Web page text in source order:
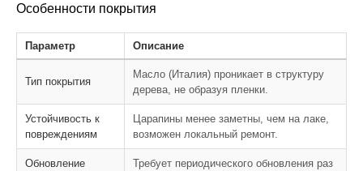
Особенности покрытия
Параметр Описание
Тип покрытия
Масло (Италия) проникает в структуру
дерева, не образуя пленки.
Устойчивость к
повреждениям
Царапины менее заметны, чем на лаке,
возможен локальный ремонт.
Обновление
Требует периодического обновления раз